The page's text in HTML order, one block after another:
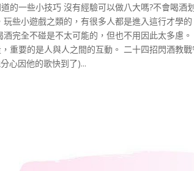
的一些小技巧 沒有經驗可以做八大嗎?不會喝酒
些小遊戲之類的，有很多人都是進入這行才學
完全不碰是不太可能的，但也不用因此太多慮
重要的是人與人之間的互動。 二十四招閃酒教
心因他的歌快到了)...